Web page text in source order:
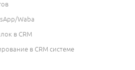
Waba
в CRM
в CRM системе